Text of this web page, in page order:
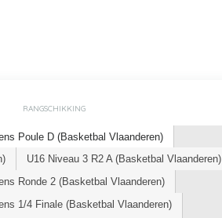
RANGSCHIKKING
Poule D (Basketbal Vlaanderen)
U16 Niveau 3 R2 A (Basketbal Vlaanderen)
Ronde 2 (Basketbal Vlaanderen)
1/4 Finale (Basketbal Vlaanderen)